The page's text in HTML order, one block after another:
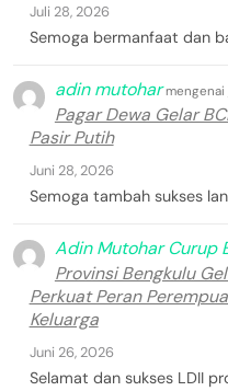
Juli 28, 2026
Semoga bermanfaat dan
adin mutoharmengenai
Pagar Dewa Gelar
Pasir Putih
Juni 28, 2026
Semoga tambah sukses
Adin Mutohar Curup
Provinsi Bengkulu
Perkuat Peran
Keluarga
Juni 26, 2026
Selamat dan sukses LDII